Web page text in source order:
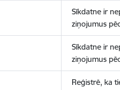
Sīkdatne ir
ziņojumus
Sīkdatne ir
ziņojumus
Reģistrē, ka